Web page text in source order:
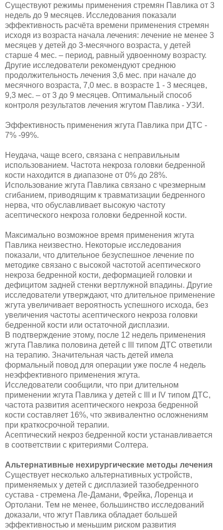
Существуют режимы применения стремян Павлика от 3
недель до 9 месяцев. Исследования показали
эффективность расчёта времени применения стремян
исходя из возраста начала лечения: лечение не менее 3
месяцев у детей до 3-месячного возраста, у детей
старше 4 мес. – период, равный удвоенному возрасту.
Другие исследователи рекомендуют среднюю
продолжительность лечения 3,6 мес. при начале до
месячного возраста, 7,0 мес. в возрасте 1 - 3 месяцев,
9,3 мес. – от 3 ​​до 9 месяцев. Оптимальный способ
контроля результатов лечения жгутом Павлика - УЗИ.
Эффективность применения жгута Павлика при ДТС -
7% -99%.
Неудача, чаще всего, связана с неправильным
использованием. Частота некроза головки бедренной
кости находится в диапазоне от 0% до 28%.
Использование жгута Павлика связано с чрезмерным
сгибанием, приводящим к травматизации бедренного
нерва, что обуславливает высокую частоту
асептического некроза головки бедренной кости.
Максимально возможное время применения жгута
Павлика неизвестно. Некоторые исследования
показали, что длительное безуспешное лечение по
методике связано с высокой частотой асептического
некроза бедренной кости, деформацией головки и
дефицитом задней стенки вертлужной впадины. Другие
исследователи утверждают, что длительное применение
жгута увеличивает вероятность успешного исхода, без
увеличения частоты асептического некроза головки
бедренной кости или остаточной дисплазии.
В подтверждение этому, после 12 недель применения
жгута Павлика половина детей с III типом ДТС ответили
на терапию. Значительная часть детей имела
формальный повод для операции уже после 4 недель
неэффективного применения жгута.
Исследователи сообщили, что при длительном
применении жгута Павлика у детей с III и IV типом ДТС,
частота развития асептического некроза бедренной
кости составляет 16%, что эквивалентно осложнениям
при краткосрочной терапии.
Асептический некроз бедренной кости устанавливается
в соответствии с критериями Солтера.
Альтернативные нехирургические методы лечения
Существует несколько альтернативных устройств,
применяемых у детей с дисплазией тазобедренного
сустава - стремена Ле-Дамани, Фрейка, Лоренца и
Ортолани. Тем не менее, большинство исследований
доказали, что жгут Павлика обладает большей
эффективностью и меньшим риском развития